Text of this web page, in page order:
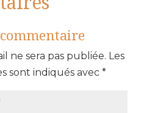
ne sera pas publiée. Les
sont indiqués avec *